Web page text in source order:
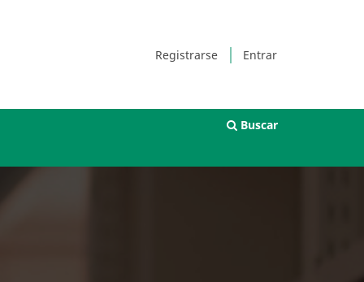
Registrarse Entrar
Buscar